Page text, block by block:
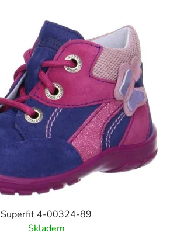
Superfit 4-00324-89
Skladem